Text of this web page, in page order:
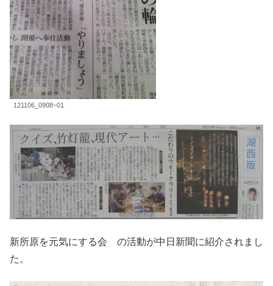
121106_0908~01
新所原を元気にする会 の活動が中日新聞に紹介されまし
た。